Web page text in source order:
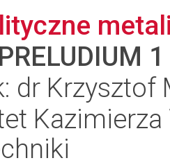
PRELUDIUM 1
dr Krzysztof
Kazimierza